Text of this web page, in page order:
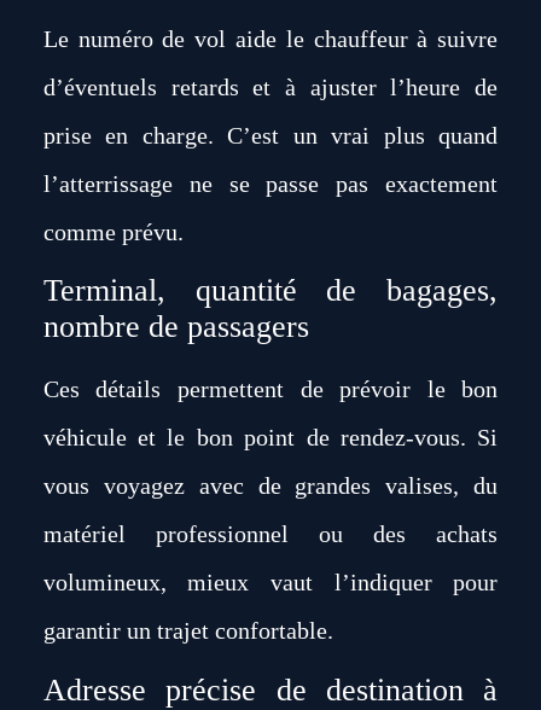
Le numéro de vol aide le chauffeur à suivre
d’éventuels retards et à ajuster l’heure de
prise en charge. C’est un vrai plus quand
l’atterrissage ne se passe pas exactement
comme prévu.
Terminal, quantité de bagages,
nombre de passagers
Ces détails permettent de prévoir le bon
véhicule et le bon point de rendez-vous. Si
vous voyagez avec de grandes valises, du
matériel professionnel ou des achats
volumineux, mieux vaut l’indiquer pour
garantir un trajet confortable.
Adresse précise de destination à